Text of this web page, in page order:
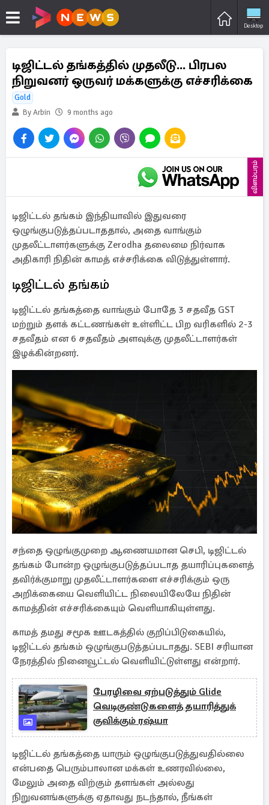
Desktop
டிஜிட்டல் தங்கத்தில் முதலீடு... பிரபல
நிறுவனர் ஒருவர் மக்களுக்கு எச்சரிக்கை
Gold
By Arbin
9 months ago
விளம்பரம்
டிஜிட்டல் தங்கம் இந்தியாவில் இதுவரை
ஒழுங்குபடுத்தப்படாததால், அதை வாங்கும்
முதலீட்டாளர்களுக்கு Zerodha தலைமை நிர்வாக
அதிகாரி நிதின் காமத் எச்சரிக்கை விடுத்துள்ளார்.
டிஜிட்டல் தங்கம்
டிஜிட்டல் தங்கத்தை வாங்கும் போதே 3 சதவீத GST
மற்றும் தளக் கட்டணங்கள் உள்ளிட்ட பிற வரிகளில் 2-3
சதவீதம் என 6 சதவீதம் அளவுக்கு முதலீட்டாளர்கள்
இழக்கின்றனர்.
சந்தை ஒழுங்குமுறை ஆணையமான செபி, டிஜிட்டல்
தங்கம் போன்ற ஒழுங்குபடுத்தப்படாத தயாரிப்புகளைத்
தவிர்க்குமாறு முதலீட்டாளர்களை எச்சரிக்கும் ஒரு
அறிக்கையை வெளியிட்ட நிலையிலேயே நிதின்
காமத்தின் எச்சரிக்கையும் வெளியாகியுள்ளது.
காமத் தமது சமூக ஊடகத்தில் குறிப்பிடுகையில்,
டிஜிட்டல் தங்கம் ஒழுங்குபடுத்தப்படாதது. SEBI சரியான
நேரத்தில் நினைவூட்டல் வெளியிட்டுள்ளது என்றார்.
பேரழிவை ஏற்படுத்தும் Glide
வெடிகுண்டுகளைத் தயாரித்துக்
குவிக்கும் ரஷ்யா
டிஜிட்டல் தங்கத்தை யாரும் ஒழுங்குபடுத்துவதில்லை
என்பதை பெரும்பாலான மக்கள் உணரவில்லை,
மேலும் அதை விற்கும் தளங்கள் அல்லது
நிறுவனங்களுக்கு ஏதாவது நடந்தால், நீங்கள்